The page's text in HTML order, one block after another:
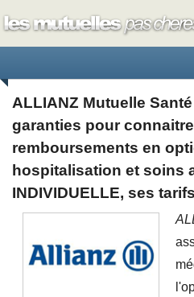
ALLIANZ Mutuelle
garanties pour
remboursements en
hospitalisation et soins
INDIVIDUELLE, ses